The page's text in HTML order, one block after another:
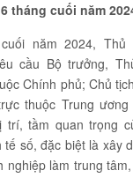
tháng cuối năm
năm 2024, Thủ
cầu Bộ trưởng,
Chính phủ; Chủ
thuộc Trung
trí, tầm quan trọng
tế số, đặc biệt là xây
nghiệp làm trung